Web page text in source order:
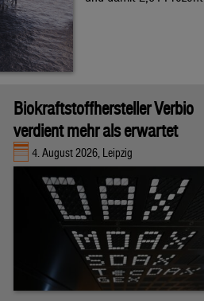
Biokraftstoffhersteller Verbio
verdient mehr als erwartet
4. August 2026, Leipzig